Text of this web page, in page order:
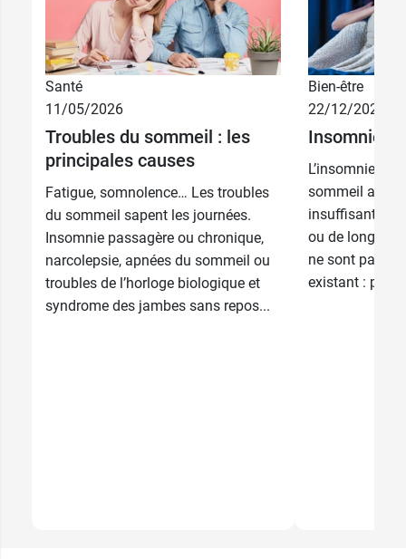
Santé
11/05/2026
Troubles du sommeil : les
principales causes
Fatigue, somnolence… Les troubles
du sommeil sapent les journées.
Insomnie passagère ou chronique,
narcolepsie, apnées du sommeil ou
troubles de l’horloge biologique et
syndrome des jambes sans repos...
Bien-être
22/12/2025
Insomnie :
L’insomnie est
sommeil
insuffisant.
ou de longue
ne sont pas le
existant :